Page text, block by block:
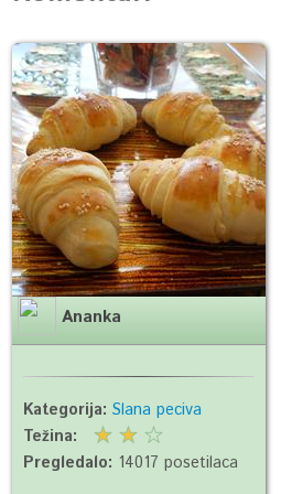
Ananka
Kategorija:Slana peciva
Težina:
Pregledalo: 14017 posetilaca